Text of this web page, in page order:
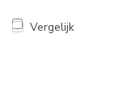
Vergelijk